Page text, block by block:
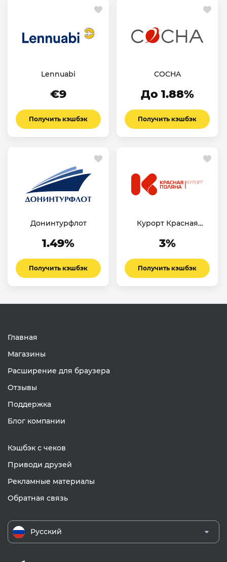
Lennuabi
€9
Получить кэшбэк
COCHA
До 1.88%
Получить кэшбэк
Донинтурфлот
1.49%
Получить кэшбэк
Курорт Красная
3%
Получить кэшбэк
Главная
Магазины
Расширение для браузера
Отзывы
Поддержка
Блог компании
Кэшбэк с чеков
Приводи друзей
Рекламные материалы
Обратная связь
Русский